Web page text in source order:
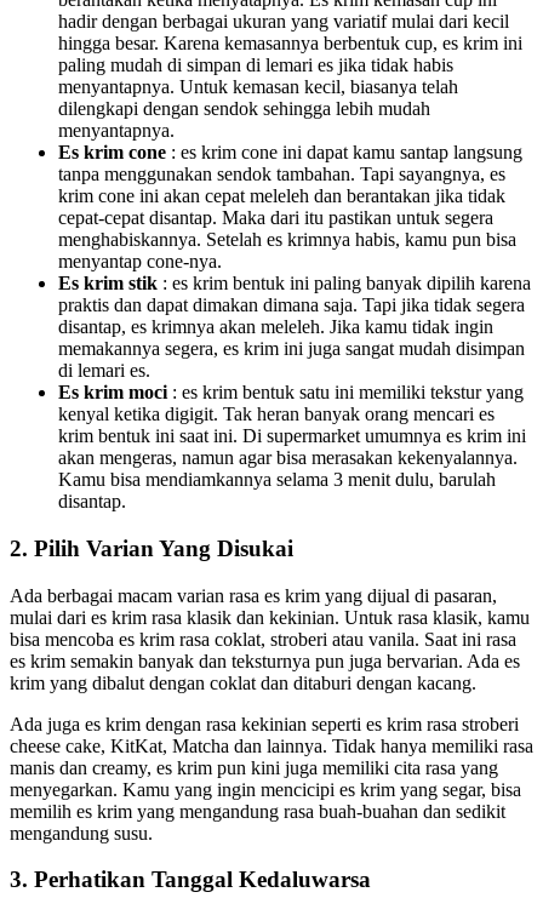
hadir dengan berbagai ukuran yang variatif mulai dari kecil
hingga besar. Karena kemasannya berbentuk cup, es krim ini
paling mudah di simpan di lemari es jika tidak habis
menyantapnya. Untuk kemasan kecil, biasanya telah
dilengkapi dengan sendok sehingga lebih mudah
menyantapnya.
Es krim cone : es krim cone ini dapat kamu santap langsung
tanpa menggunakan sendok tambahan. Tapi sayangnya, es
krim cone ini akan cepat meleleh dan berantakan jika tidak
cepat-cepat disantap. Maka dari itu pastikan untuk segera
menghabiskannya. Setelah es krimnya habis, kamu pun bisa
menyantap cone-nya.
Es krim stik : es krim bentuk ini paling banyak dipilih karena
praktis dan dapat dimakan dimana saja. Tapi jika tidak segera
disantap, es krimnya akan meleleh. Jika kamu tidak ingin
memakannya segera, es krim ini juga sangat mudah disimpan
di lemari es.
Es krim moci : es krim bentuk satu ini memiliki tekstur yang
kenyal ketika digigit. Tak heran banyak orang mencari es
krim bentuk ini saat ini. Di supermarket umumnya es krim ini
akan mengeras, namun agar bisa merasakan kekenyalannya.
Kamu bisa mendiamkannya selama 3 menit dulu, barulah
disantap.
2. Pilih Varian Yang Disukai
Ada berbagai macam varian rasa es krim yang dijual di pasaran,
mulai dari es krim rasa klasik dan kekinian. Untuk rasa klasik, kamu
bisa mencoba es krim rasa coklat, stroberi atau vanila. Saat ini rasa
es krim semakin banyak dan teksturnya pun juga bervarian. Ada es
krim yang dibalut dengan coklat dan ditaburi dengan kacang.
Ada juga es krim dengan rasa kekinian seperti es krim rasa stroberi
cheese cake, KitKat, Matcha dan lainnya. Tidak hanya memiliki rasa
manis dan creamy, es krim pun kini juga memiliki cita rasa yang
menyegarkan. Kamu yang ingin mencicipi es krim yang segar, bisa
memilih es krim yang mengandung rasa buah-buahan dan sedikit
mengandung susu.
3. Perhatikan Tanggal Kedaluwarsa